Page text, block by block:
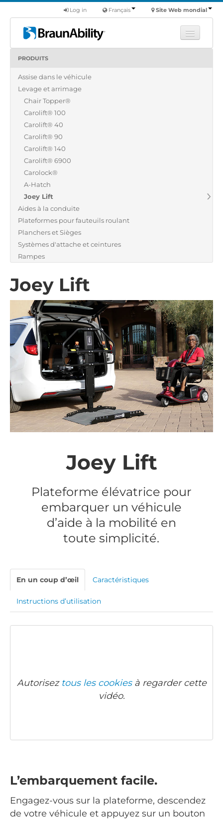
Site Web mondial
Français
Log in
Produits
Véhicules utilitaires
Nous
Trouver un revendeur
PRODUITS
Assise dans le véhicule
Levage et arrimage
Chair Topper®
Carolift® 100
Carolift® 40
Carolift® 90
Carolift® 140
Carolift® 6900
Carolock®
A-Hatch
Joey Lift
Aides à la conduite
Plateformes pour fauteuils roulant
Planchers et Sièges
Systèmes d'attache et ceintures
Rampes
Joey Lift
Joey Lift
Plateforme élévatrice pour
embarquer un véhicule
d’aide à la mobilité en
toute simplicité.
En un coup d’œil Caractéristiques
Instructions d’utilisation
Autorisez tous les cookiesà regarder cette
vidéo.
L’embarquement facile.
Engagez-vous sur la plateforme, descendez
de votre véhicule et appuyez sur un bouton